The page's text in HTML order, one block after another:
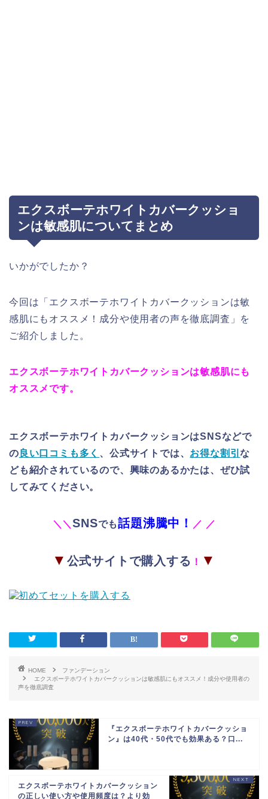
エクスボーテホワイトカバークッショ
ンは敏感肌についてまとめ
いかがでしたか？
今回は「エクスボーテホワイトカバークッションは敏
感肌にもオススメ！成分や使用者の声を徹底調査」を
ご紹介しました。
エクスボーテホワイトカバークッションは敏感肌にも
オススメです。
エクスボーテホワイトカバークッションはSNSなどで
の 良い口コミも多く 、公式サイトでは、 お得な割引な
ども紹介されているので、興味のあるかたは、ぜひ試
してみてください。
＼ ＼SNSでも話題沸騰中！ ／ ／
▼ 公式サイトで購入する ！ ▼
HOME
ファンデーション
エクスボーテホワイトカバークッションは敏感肌にもオススメ！成分や使用者の
声を徹底調査
『エクスボーテホワイトカバークッショ
ン』は40代・50代でも効果ある？口...
エクスボーテホワイトカバークッション
の正しい使い方や使用頻度は？より効